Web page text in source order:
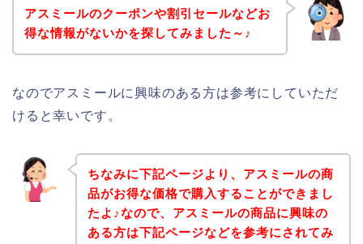
アスミールのクーポンや割引セールなどお
得な情報がないかを探してみました～♪
なのでアスミールに興味のある方は参考にしていただ
けると幸いです。
ちなみに下記ページより、アスミールの商
品がお得な価格で購入することができまし
たよ♪なので、アスミールの商品に興味の
ある方は下記ページなどを参考にされてみ